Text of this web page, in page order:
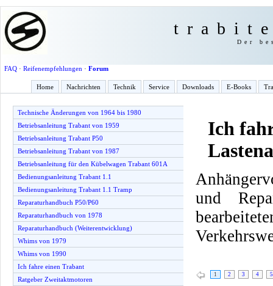
Der
FAQ· Reifenempfehlungen · Forum
Home Nachrichten Technik Service Downloads E-Books
Technische Änderungen von 1964 bis 1980
Betriebsanleitung Trabant von 1959
Betriebsanleitung Trabant P50
Betriebsanleitung Trabant von 1987
Betriebsanleitung für den Kübelwagen Trabant 601A
Bedienungsanleitung Trabant 1.1
Bedienungsanleitung Trabant 1.1 Tramp
Reparaturhandbuch P50/P60
Reparaturhandbuch von 1978
Reparaturhandbuch (Weiterentwicklung)
Whims von 1979
Whims von 1990
Ich fahre einen Trabant
Ratgeber Zweitaktmotoren
Ich
und
1 2 3 4 5